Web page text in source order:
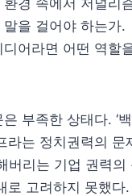
말을 걸어야 하는가.
디어라면 어떤 역할
부족한 상태다. ‘
라는 정치권력의 문
버리는 기업 권력
로 고려하지 못했다